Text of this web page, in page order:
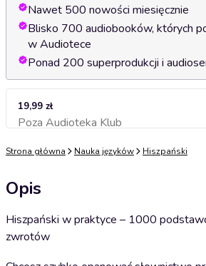
Nawet 500 nowości miesięcznie
Blisko 700 audiobooków, których
w Audiotece
Ponad 200 superprodukcji i
19,99 zł
Poza Audioteka KlubDodaj do koszyka
Strona główna Nauka języków Hiszpański
Opis
Hiszpański w praktyce – 1000
zwrotów